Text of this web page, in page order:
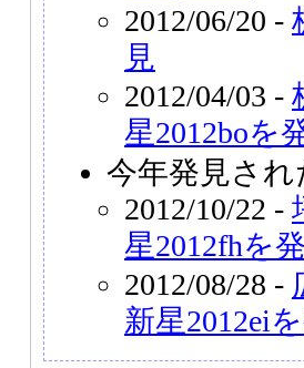
2012/06/20 -
見
2012/04/03 -
星2012boを
今年発見され
2012/10/22 -
星2012fhを
2012/08/28 -
新星2012ei